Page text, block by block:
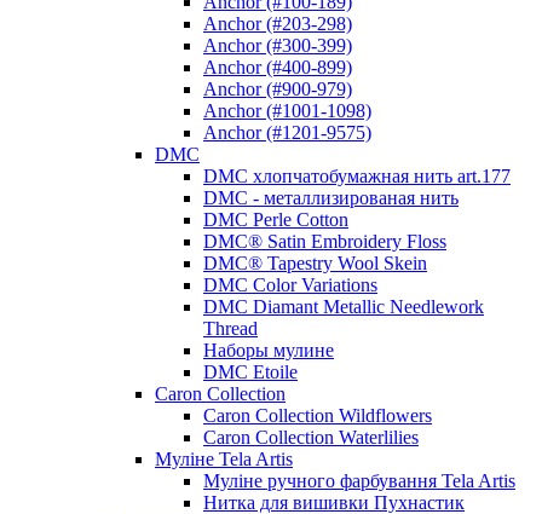
Anchor (#203-298)
Anchor (#300-399)
Anchor (#400-899)
Anchor (#900-979)
Anchor (#1001-1098)
Anchor (#1201-9575)
DMC
DMC хлопчатобумажная нить art.177
DMC - металлизированая нить
DMC Perle Cotton
DMC® Satin Embroidery Floss
DMC® Tapestry Wool Skein
DMC Color Variations
DMC Diamant Metallic Needlework
Thread
Наборы мулине
DMC Etoile
Caron Collection
Caron Collection Wildflowers
Caron Collection Waterlilies
Муліне Tela Artis
Муліне ручного фарбування Tela Artis
Нитка для вишивки Пухнастик